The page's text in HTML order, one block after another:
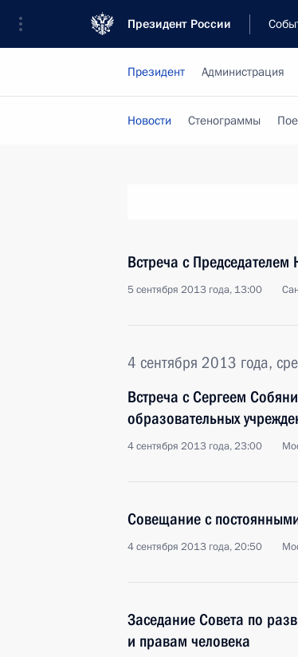
Президент России
Президент Администрация
Новости Стенограммы
Встреча с
5 сентября 2013 года, 13:00
4 сентября 2013 года,
Встреча с Сергеем
образовательных
4 сентября 2013 года, 23:00
Совещание с
4 сентября 2013 года, 20:50
Заседание Совета по
и правам человека